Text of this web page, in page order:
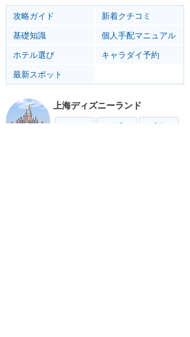
攻略ガイド
新着クチコミ
基礎知識
個人手配マニュアル
ホテル選び
キャラダイ予約
最新スポット
上海ディズニーランド